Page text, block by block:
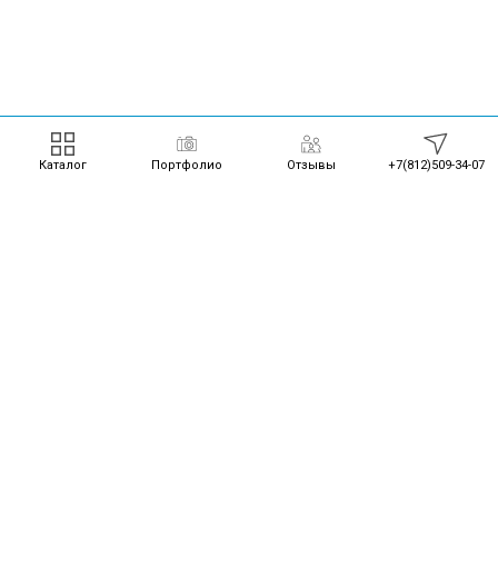
Каталог Портфолио Отзывы +7(812)509-34-07